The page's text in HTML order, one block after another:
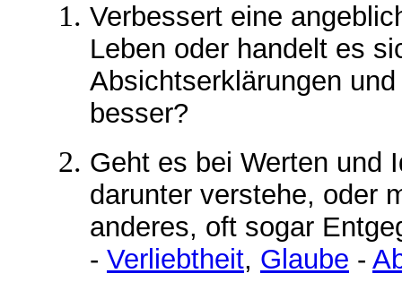
Verbessert eine
Leben oder handelt es
Absichtserklärungen
besser?
Geht es bei Werten und
darunter verstehe, oder
anderes, oft sogar
- Verliebtheit, Glaube -